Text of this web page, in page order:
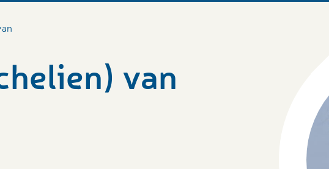
van